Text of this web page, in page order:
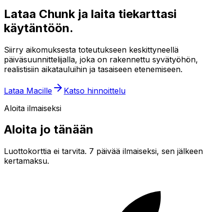
Lataa Chunk ja laita tiekarttasi
käytäntöön.
Siirry aikomuksesta toteutukseen keskittyneellä
päiväsuunnittelijalla, joka on rakennettu syvätyöhön,
realistisiin aikatauluihin ja tasaiseen etenemiseen.
Lataa Macille
Katso hinnoittelu
Aloita ilmaiseksi
Aloita jo tänään
Luottokorttia ei tarvita. 7 päivää ilmaiseksi, sen jälkeen
kertamaksu.